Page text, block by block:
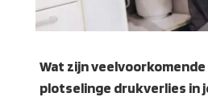
Wat zijn
plotselinge drukverlies in